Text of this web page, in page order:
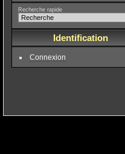
Recherche rapide
Identification
Connexion